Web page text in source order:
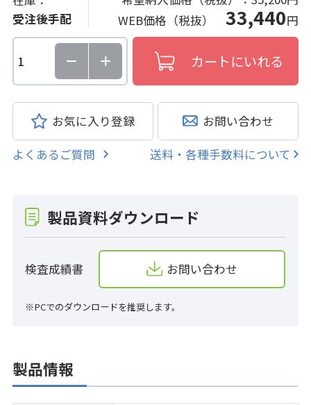
受注後手配
WEB価格（税抜）33,440円
お気に入り登録 お問い合わせ
よくあるご質問 送料・各種手数料について
製品資料ダウンロード
検査成績書 お問い合わせ
※PCでのダウンロードを推奨します。
製品情報